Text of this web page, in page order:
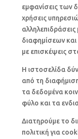
εμφανίσεις των
χρήσεις
αλληλεπιδράσεις
διαφημίσεων και
με επισκέψεις
Η ιστοσελίδα
από τη
τα δεδομένα
φύλο και τα
Διατηρούμε το
πολιτική για